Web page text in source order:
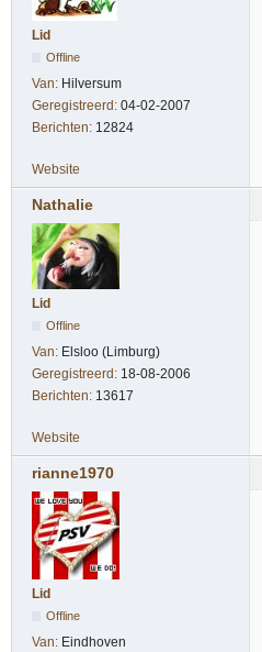
Lid
Offline
Van: Hilversum
Geregistreerd: 04-02-2007
Berichten: 12824
Website
Nathalie
Lid
Offline
Van: Elsloo (Limburg)
Geregistreerd: 18-08-2006
Berichten: 13617
Website
rianne1970
Lid
Offline
Van: Eindhoven